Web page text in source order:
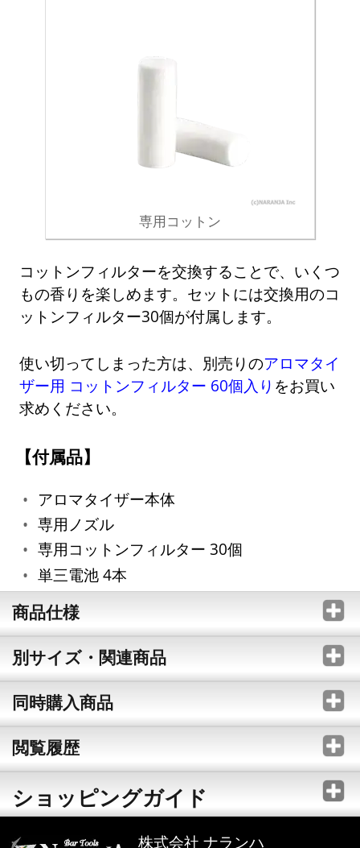
専用コットン
コットンフィルターを交換することで、いくつ
もの香りを楽しめます。セットには交換用のコ
ットンフィルター30個が付属します。
使い切ってしまった方は、別売りのアロマタイ
ザー用 コットンフィルター 60個入り をお買い
求めください。
付属品
アロマタイザー本体
専用ノズル
専用コットンフィルター 30個
単三電池 4本
商品仕様
別サイズ・関連商品
同時購入商品
閲覧履歴
ショッピングガイド
株式会社 ナランハ